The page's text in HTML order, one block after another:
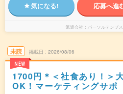
気になる! 応募へ進
派遣会社 パーソルテンプ
未読
NEW
掲載日 2026/08/06
1700円＊＜社食あり！＞
OK！マーケティングサポ